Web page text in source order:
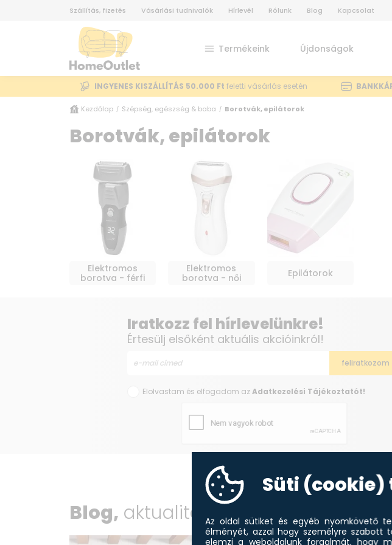
Szállítás, fizetés Vásárlási tudnivalók Hírlevél Rólunk Blog Kapcsolat
Termékeink Újdonságok
INGYENES KISZÁLLÍTÁS 50.000 Ft feletti vásárlás esetén
Kezdőlap / Szépség, egészség & baba / Borotvák, epilátorok
Borotvák, epilátorok
Elektromos
borotva - férfi
Elektromos
borotva - női
Epilátorok
Iratkozz fel hírlevelünkre!
Értesülj elsőként aktuális akcióinkról!
Elolvastam és elfogadom azAdatkezelési Tájékoztatót!
Blog, aktualitások
Süti
Az oldal sütiket és egyéb nyomkövető
élményét, azzal hogy személyre
elemzi a weboldalunk forgalmát, hogy